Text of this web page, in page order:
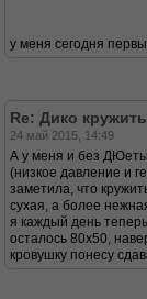
у меня сегодня
Re: Дико
24 май 2015, 14:49
А у меня и без ДЮеты
(низкое давление и
заметила, что
сухая, а более
я каждый день
осталось 80х50,
кровушку понесу